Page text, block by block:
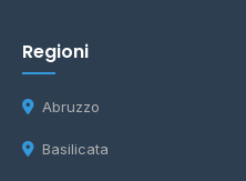
Regioni
Abruzzo
Basilicata